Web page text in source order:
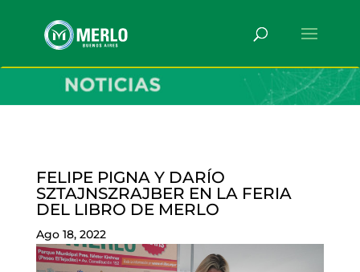
FELIPE PIGNA Y DARÍO
SZTAJNSZRAJBER EN LA FERIA
DEL LIBRO DE MERLO
Ago 18, 2022